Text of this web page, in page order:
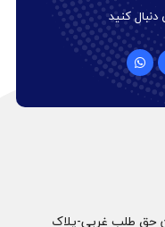
کنید
حق طلب غربی-پلاک